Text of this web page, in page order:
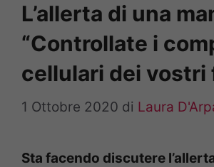
L’allerta di una
“Controllate i
cellulari dei vostri
1 Ottobre 2020 di Laura
Sta facendo discutere